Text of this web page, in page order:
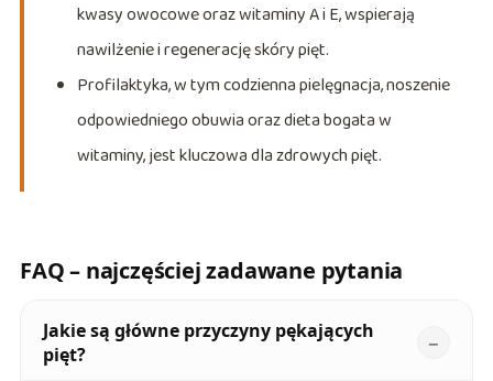
kwasy owocowe oraz witaminy A i E, wspierają
nawilżenie i regenerację skóry pięt.
Profilaktyka, w tym codzienna pielęgnacja, noszenie
odpowiedniego obuwia oraz dieta bogata w
witaminy, jest kluczowa dla zdrowych pięt.
FAQ – najczęściej zadawane pytania
Jakie są główne przyczyny pękających
pięt?